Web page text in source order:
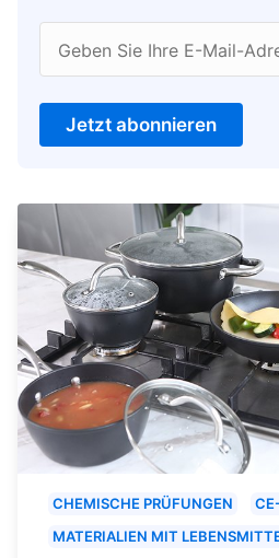
Geben Sie Ihre E-Mail-
Jetzt abonnieren
CHEMISCHE PRÜFUNGEN
MATERIALIEN MIT